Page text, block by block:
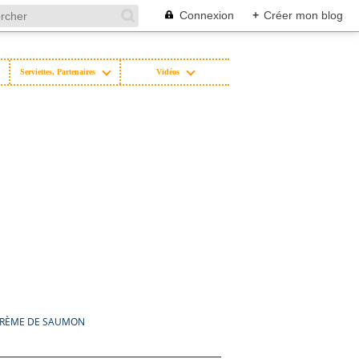
Connexion + Créer mon blog
Serviettes, Partenaires Vidéos
DE SAUMON